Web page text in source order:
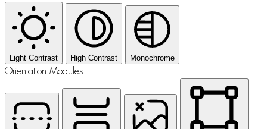
Light Contrast High Contrast Monochrome
Orientation Modules